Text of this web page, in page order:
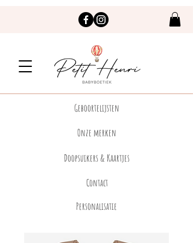
Geboortelijsten
Onze merken
Doopsuikers & Kaartjes
Contact
Personalisatie